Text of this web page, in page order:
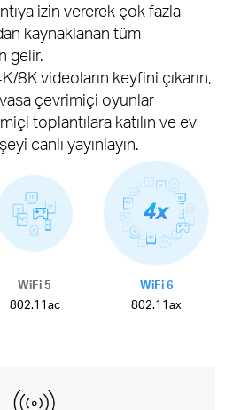
izin vererek çok fazla
kaynaklanan tüm
gelir.
8K videoların keyfini çıkarın,
çevrimiçi oyunlar
toplantılara katılın ve ev
canlı yayınlayın.
WiFi 5
802.11ac
WiFi 6
802.11ax